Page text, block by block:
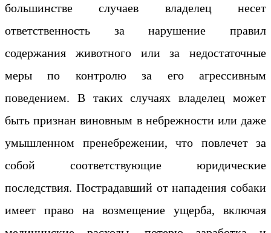
большинстве случаев владелец несет
ответственность за нарушение правил
содержания животного или за недостаточные
меры по контролю за его агрессивным
поведением. В таких случаях владелец может
быть признан виновным в небрежности или даже
умышленном пренебрежении, что повлечет за
собой соответствующие юридические
последствия. Пострадавший от нападения собаки
имеет право на возмещение ущерба, включая